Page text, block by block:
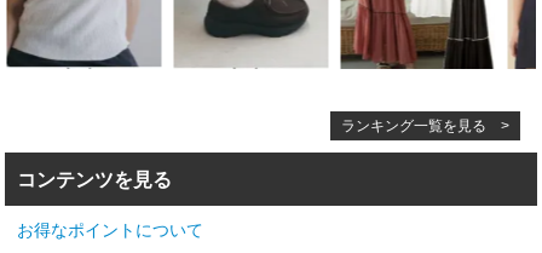
ランキング一覧を見る >
コンテンツを見る
お得なポイントについて